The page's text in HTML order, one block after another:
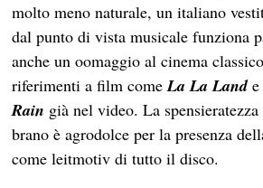
molto meno naturale, un italiano
dal punto di vista musicale funziona
anche un oomaggio al cinema
riferimenti a film comeLa La Land
Rain già nel video. La
brano è agrodolce per la presenza
come leitmotiv di tutto il disco.